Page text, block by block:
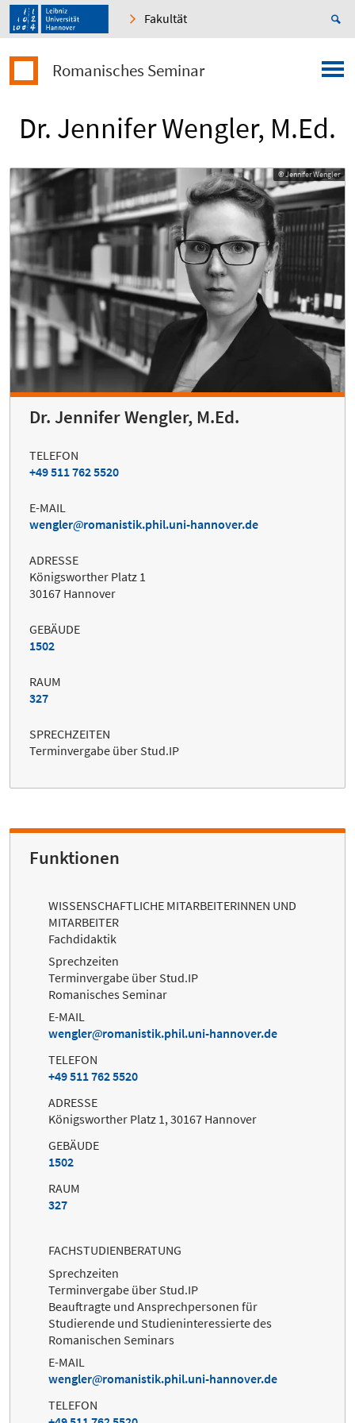
Fakultät
Romanisches Seminar
Dr. Jennifer Wengler, M.Ed.
© Jennifer Wengler
Dr. Jennifer Wengler, M.Ed.
TELEFON
+49 511 762 5520
E-MAIL
wengler
romanistik.phil.uni-hannover.de
ADRESSE
Königsworther Platz 1
30167 Hannover
GEBÄUDE
1502
RAUM
327
SPRECHZEITEN
Terminvergabe über Stud.IP
Funktionen
WISSENSCHAFTLICHE MITARBEITERINNEN UND
MITARBEITER
Fachdidaktik
Sprechzeiten
Terminvergabe über Stud.IP
Romanisches Seminar
E-MAIL
wengler
romanistik.phil.uni-hannover.de
TELEFON
+49 511 762 5520
ADRESSE
Königsworther Platz 1, 30167 Hannover
GEBÄUDE
1502
RAUM
327
FACHSTUDIENBERATUNG
Sprechzeiten
Terminvergabe über Stud.IP
Beauftragte und Ansprechpersonen für
Studierende und Studieninteressierte des
Romanischen Seminars
E-MAIL
wengler
romanistik.phil.uni-hannover.de
TELEFON